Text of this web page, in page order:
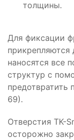
толщины.
Для фиксации
прикрепляются
наносятся все
структур с
предотвратить
69).
Отверстия TK-
осторожно